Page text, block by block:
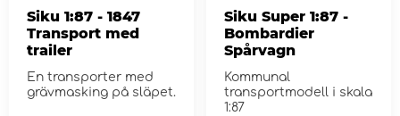
Siku 1:87 - 1847
Transport med
trailer
En transporter med
grävmasking på släpet.
Siku Super 1:87 -
Bombardier
Spårvagn
Kommunal
transportmodell i skala
1:87